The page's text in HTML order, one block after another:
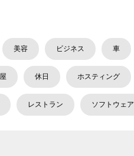
美容 ビジネス 車
休日 ホスティング
レストラン ソフトウェア